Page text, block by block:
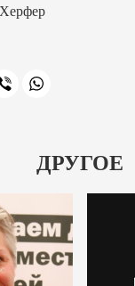
ДРУГОЕ